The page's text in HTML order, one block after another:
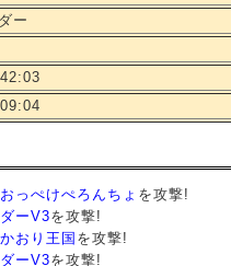
ー
おっぺけぺろんちょ を攻撃!
ーV3を攻撃!
かおり王国 を攻撃!
ーV3を攻撃!